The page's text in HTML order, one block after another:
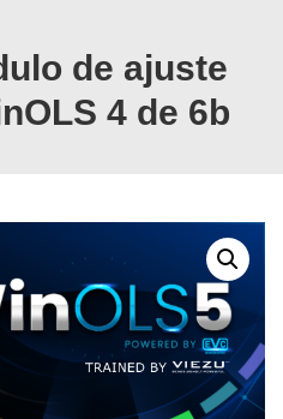
de ajuste
4 de 6b